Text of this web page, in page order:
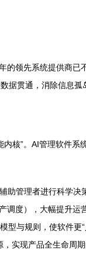
领先系统提供商已
贯通，消除信息孤
核”。AI管理软件
管理者进行科学决策
度），大幅提升运
与规则，使软件更“
实现产品全生命周期